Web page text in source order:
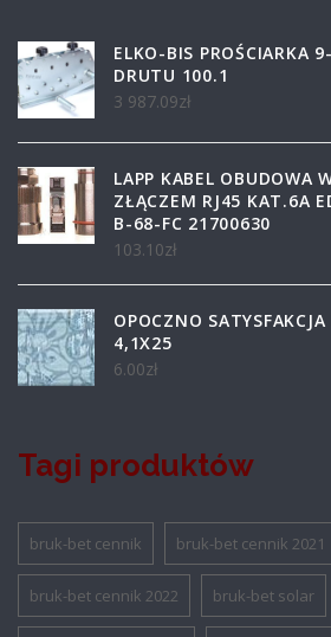
ELKO-BIS PROŚCIARKA
DRUTU 100.1
3 987.09zł
LAPP KABEL OBUDOWA
ZŁĄCZEM RJ45 KAT.6A
B-68-FC 21700630
103.10zł
OPOCZNO
4,1X25
6.00zł
Tagi produktów
bruk-bet cennik bruk-bet cennik 2021
bruk-bet cennik 2022 bruk-bet solar